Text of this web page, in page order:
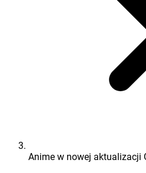
Anime w nowej aktualizacji